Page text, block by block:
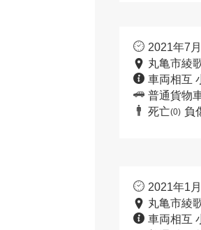
2021年7
丸亀市綾
車両相互
普通貨物
死亡(0) 負
2021年1
丸亀市綾
車両相互